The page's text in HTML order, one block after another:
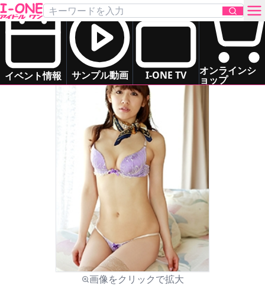
イベント情報 サンプル動画 I-ONE TV オンラインシ
ョップ
お問い合わせ
イベント情報
金山 睦Kanayama Chika
お姉さま系
画像をクリックで拡大